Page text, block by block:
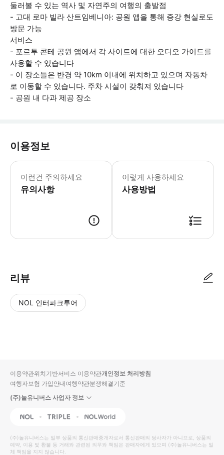
둘러볼 수 있는 역사 및 자연주의 여행의 출발점
- 고대 로마 빌라 산트임베니아: 공원 앱을 통해 증강 현실로도
방문 가능
서비스
- 포르투 콘테 공원 앱에서 각 사이트에 대한 오디오 가이드를
사용할 수 있습니다
- 이 장소들은 반경 약 10km 이내에 위치하고 있으며 자동차
로 이동할 수 있습니다. 주차 시설이 갖춰져 있습니다
- 공원 내 다과 제공 장소
이용정보
이런건 주의하세요
유의사항
* 소요시간 : 60분 (옵션에 따라 소요
이렇게 사용하세요
사용방법
리뷰
NOL 인터파크투어
입니
다.
높
은
동
영
순
상
이용약관위치기반서비스 이용약관개인정보 처리방침
여행자보험 가입안내여행약관분쟁해결기준
(주)놀유니버스 사업자 정보
NOL Triple Interpark Global
(주)놀유니버스는 일부 상품의 통신판매중개자로서 통신판매의 당사자가 아니므로, 상품의
예약, 이용 및 환불 등 거래와 관련된 의무와 책임은 판매자에게 있으며 (주)놀유니버스는 일
체 책임을 지지 않습니다.